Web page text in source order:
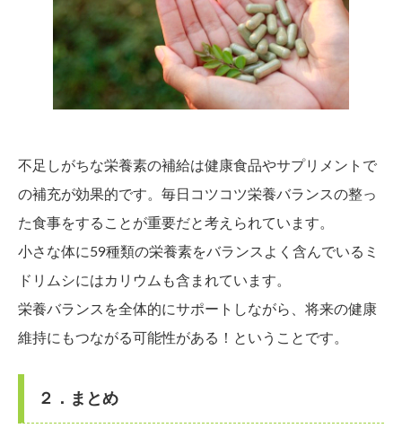
不足しがちな栄養素の補給は健康食品やサプリメントで
の補充が効果的です。毎日コツコツ栄養バランスの整っ
た食事をすることが重要だと考えられています。
小さな体に59種類の栄養素をバランスよく含んでいるミ
ドリムシにはカリウムも含まれています。
栄養バランスを全体的にサポートしながら、将来の健康
維持にもつながる可能性がある！ということです。
２．まとめ